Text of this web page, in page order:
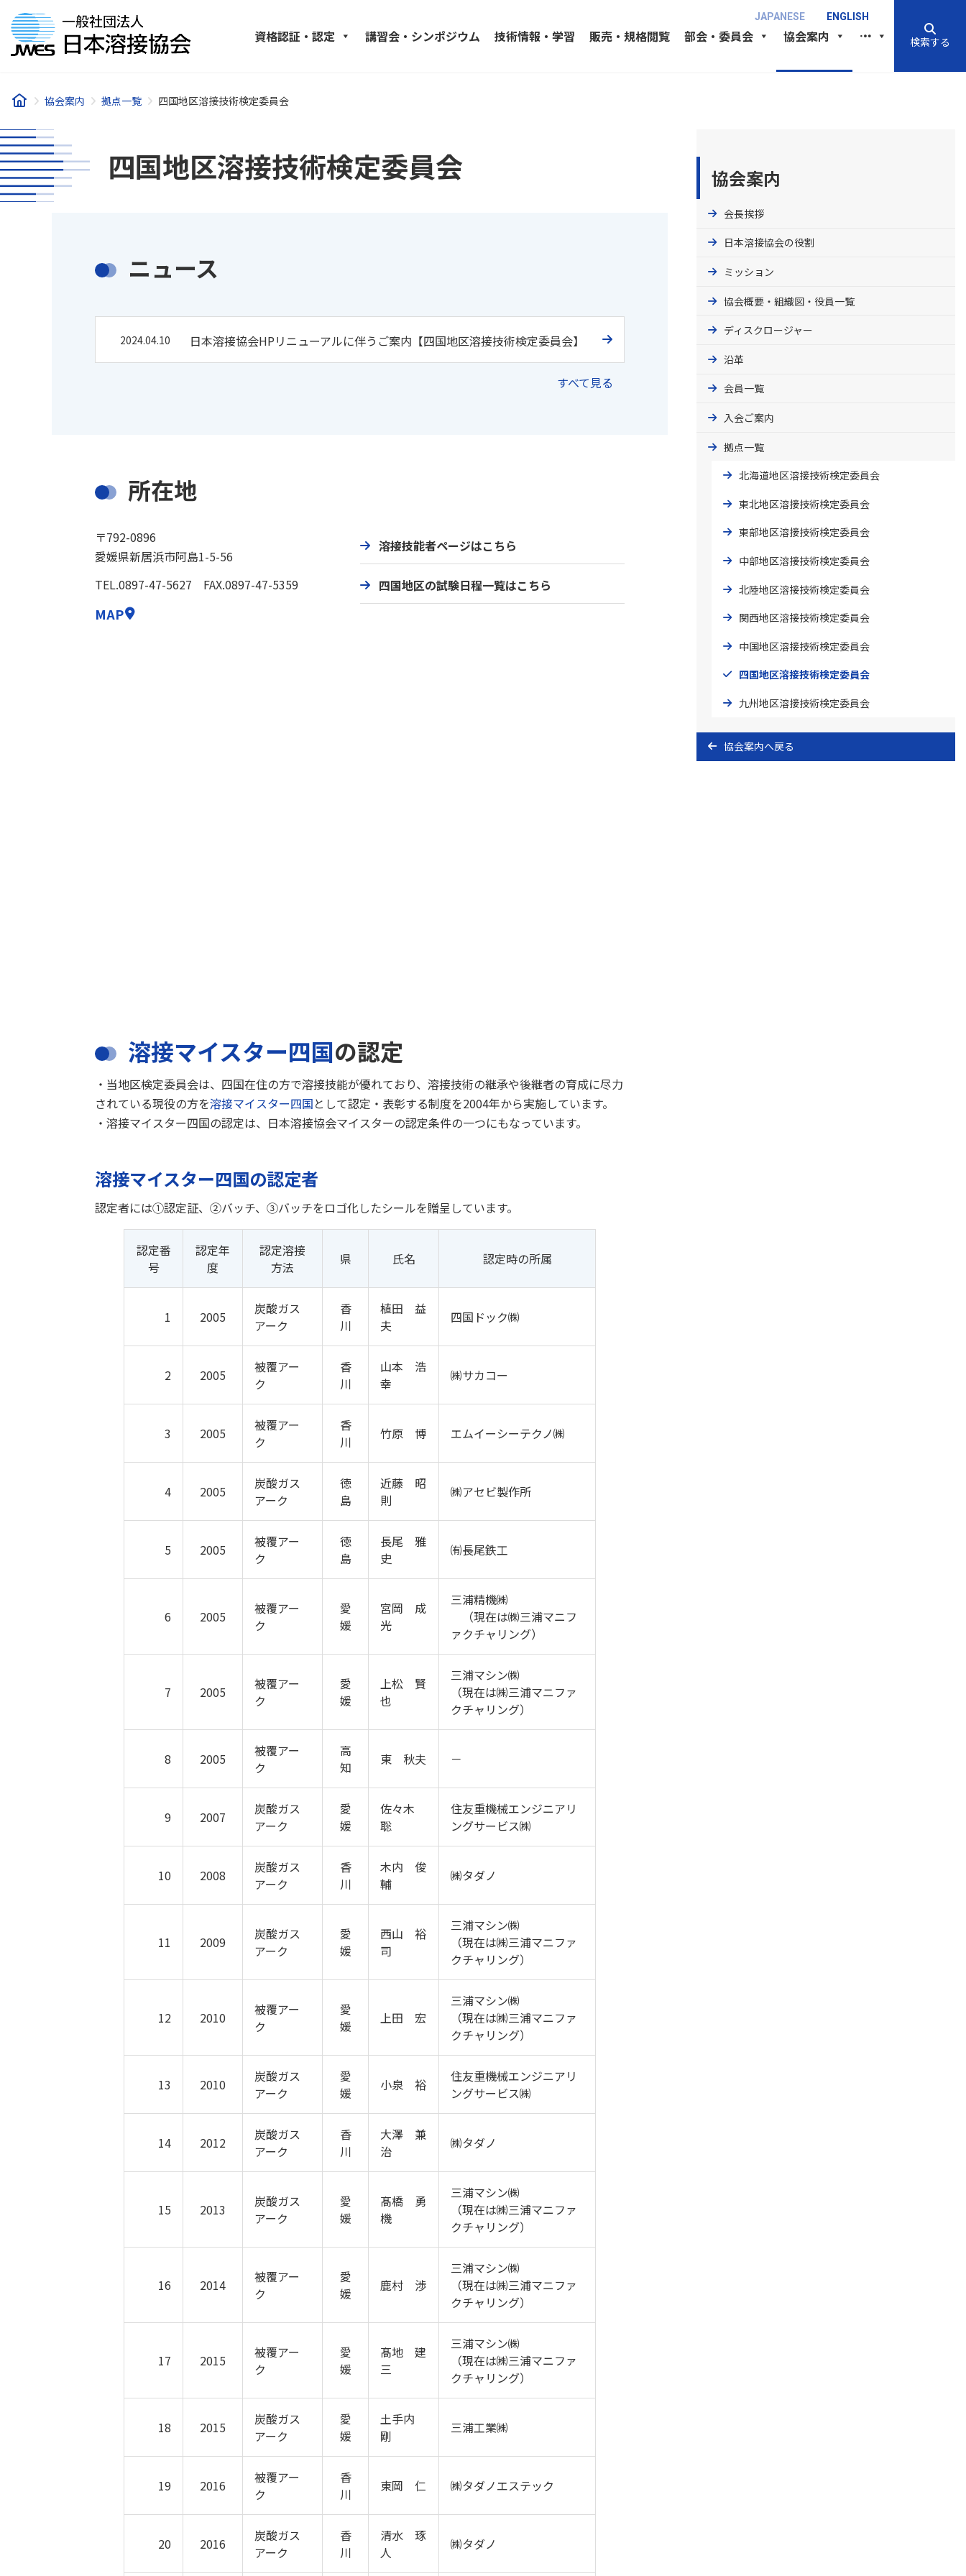
キ
ッ
プ
に
移
動
JAPANESE ENGLISH
検索する
資格認証・認定 講習会・シンポジウム 技術情報・学習 販売・規格閲覧 部会・委員会 協会案内
協会案内 拠点一覧 四国地区溶接技術検定委員会
四国地区溶接技術検定委員会
ニュース
2024.04.10 日本溶接協会HPリニューアルに伴うご案内【四国地区溶接技術検定委員会】
すべて見る
所在地
〒792-0896
愛媛県新居浜市阿島1-5-56
TEL.0897-47-5627 FAX.0897-47-5359
MAP
溶接技能者ページはこちら
四国地区の試験日程一覧はこちら
溶接マイスター四国の認定
・当地区検定委員会は、四国在住の方で溶接技能が優れており、溶接技術の継承や後継者の育成に尽力
されている現役の方を溶接マイスター四国として認定・表彰する制度を2004年から実施しています。
・溶接マイスター四国の認定は、日本溶接協会マイスターの認定条件の一つにもなっています。
溶接マイスター四国の認定者
認定者には①認定証、②バッチ、③バッチをロゴ化したシールを贈呈しています。
認定番
号
認定年
度
認定溶接
方法
県 氏名 認定時の所属
1 2005
炭酸ガス
アーク
香
川
植田 益
夫
四国ドック㈱
2 2005
被覆アー
ク
香
川
山本 浩
幸
㈱サカコー
3 2005
被覆アー
ク
香
川
竹原 博 エムイーシーテクノ㈱
4 2005
炭酸ガス
アーク
徳
島
近藤 昭
則
㈱アセビ製作所
5 2005
被覆アー
ク
徳
島
長尾 雅
史
㈲長尾鉄工
6 2005
被覆アー
ク
愛
媛
宮岡 成
光
三浦精機㈱
（現在は㈱三浦マニフ
ァクチャリング）
7 2005
被覆アー
ク
愛
媛
上松 賢
也
三浦マシン㈱
（現在は㈱三浦マニファ
クチャリング）
8 2005
被覆アー
ク
高
知
東 秋夫 －
9 2007
炭酸ガス
アーク
愛
媛
佐々木
聡
住友重機械エンジニアリ
ングサービス㈱
10 2008
炭酸ガス
アーク
香
川
木内 俊
輔
㈱タダノ
11 2009
炭酸ガス
アーク
愛
媛
西山 裕
司
三浦マシン㈱
（現在は㈱三浦マニファ
クチャリング）
12 2010
被覆アー
ク
愛
媛
上田 宏
三浦マシン㈱
（現在は㈱三浦マニファ
クチャリング）
13 2010
炭酸ガス
アーク
愛
媛
小泉 裕
住友重機械エンジニアリ
ングサービス㈱
14 2012
炭酸ガス
アーク
香
川
大澤 兼
治
㈱タダノ
15 2013
炭酸ガス
アーク
愛
媛
髙橋 勇
機
三浦マシン㈱
（現在は㈱三浦マニファ
クチャリング）
16 2014
被覆アー
ク
愛
媛
鹿村 渉
三浦マシン㈱
（現在は㈱三浦マニファ
クチャリング）
17 2015
被覆アー
ク
愛
媛
髙地 建
三
三浦マシン㈱
（現在は㈱三浦マニファ
クチャリング）
18 2015
炭酸ガス
アーク
愛
媛
土手内
剛
三浦工業㈱
19 2016
被覆アー
ク
香
川
東岡 仁 ㈱タダノエステック
20 2016
炭酸ガス
アーク
香
川
清水 琢
人
㈱タダノ
協会案内
協会案内
会長挨拶
日本溶接協会の役割
ミッション
協会概要・組織図・役員一覧
ディスクロージャー
沿革
会員一覧
入会ご案内
拠点一覧
北海道地区溶接技術検定委員会
東北地区溶接技術検定委員会
東部地区溶接技術検定委員会
中部地区溶接技術検定委員会
北陸地区溶接技術検定委員会
関西地区溶接技術検定委員会
中国地区溶接技術検定委員会
四国地区溶接技術検定委員会
九州地区溶接技術検定委員会